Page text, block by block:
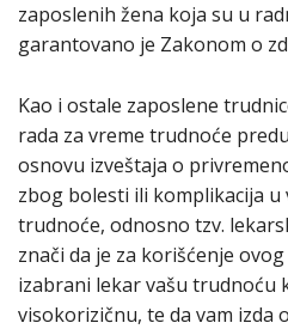
zaposlenih žena koja su u
garantovano je Zakonom o
Kao i ostale zaposlene
rada za vreme trudnoće
osnovu izveštaja o
zbog bolesti ili komplikacija u
trudnoće, odnosno tzv.
znači da je za korišćenje
izabrani lekar vašu trudnoću
visokorizičnu, te da vam izda